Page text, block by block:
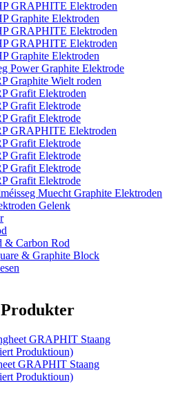
GRAPHITE Elektroden
Graphite Elektroden
GRAPHITE Elektroden
GRAPHITE Elektroden
Graphite Elektroden
Power Graphite Elektrode
Graphite Wielt roden
Grafit Elektroden
Grafit Elektrode
Grafit Elektrode
GRAPHITE Elektroden
Grafit Elektrode
Grafit Elektrode
Grafit Elektrode
Grafit Elektrode
Muecht Graphite Elektroden
Gelenk
& Carbon Rod
& Graphite Block
Produkter
GRAPHIT Staang
Produktioun)